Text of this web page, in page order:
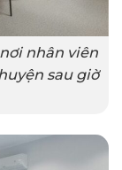
nhân viên
sau giờ